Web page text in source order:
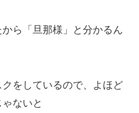
ら「旦那様」と分かるん
をしているので、よほど
ないと